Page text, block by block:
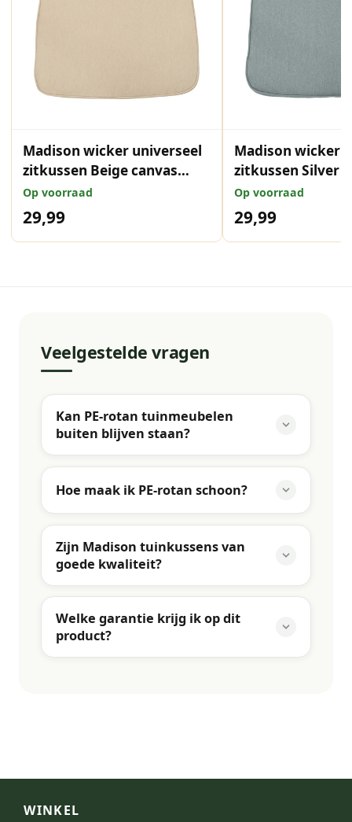
Madison wicker universeel
zitkussen Beige canvas
eco+ 48x48 cm
Op voorraad
29,99
Madison wicker
zitkussen Silver
eco+ 48x48 cm
Op voorraad
29,99
Veelgestelde vragen
Kan PE-rotan tuinmeubelen
buiten blijven staan?
Hoe maak ik PE-rotan schoon?
Zijn Madison tuinkussens van
goede kwaliteit?
Welke garantie krijg ik op dit
product?
WINKEL